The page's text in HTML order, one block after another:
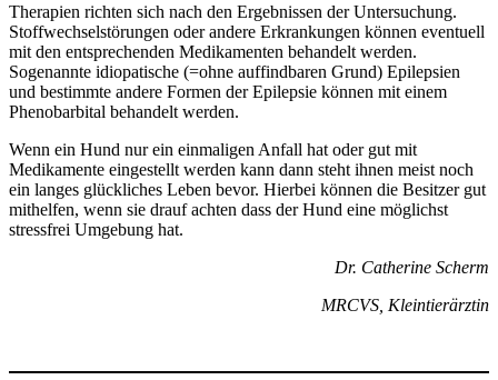
Therapien richten sich nach den Ergebnissen der Untersuchung.
Stoffwechselstörungen oder andere Erkrankungen können eventuell
mit den entsprechenden Medikamenten behandelt werden.
Sogenannte idiopatische (=ohne auffindbaren Grund) Epilepsien
und bestimmte andere Formen der Epilepsie können mit einem
Phenobarbital behandelt werden.
Wenn ein Hund nur ein einmaligen Anfall hat oder gut mit
Medikamente eingestellt werden kann dann steht ihnen meist noch
ein langes glückliches Leben bevor. Hierbei können die Besitzer gut
mithelfen, wenn sie drauf achten dass der Hund eine möglichst
stressfrei Umgebung hat.
Dr. Catherine Scherm
MRCVS, Kleintierärztin